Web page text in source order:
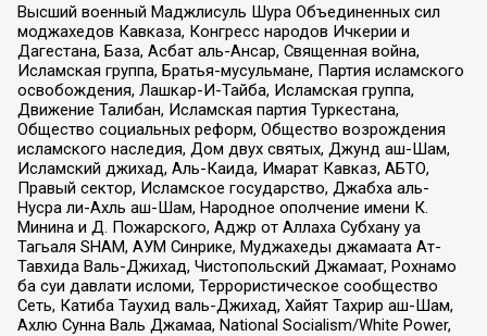
Высший военный Маджлисуль Шура Объединенных сил
моджахедов Кавказа, Конгресс народов Ичкерии и
Дагестана, База, Асбат аль-Ансар, Священная война,
Исламская группа, Братья-мусульмане, Партия исламского
освобождения, Лашкар-И-Тайба, Исламская группа,
Движение Талибан, Исламская партия Туркестана,
Общество социальных реформ, Общество возрождения
исламского наследия, Дом двух святых, Джунд аш-Шам,
Исламский джихад, Аль-Каида, Имарат Кавказ, АБТО,
Правый сектор, Исламское государство, Джабха аль-
Нусра ли-Ахль аш-Шам, Народное ополчение имени К.
Минина и Д. Пожарского, Аджр от Аллаха Субхану уа
Тагьаля SHAM, АУМ Синрике, Муджахеды джамаата Ат-
Тавхида Валь-Джихад, Чистопольский Джамаат, Рохнамо
ба суи давлати исломи, Террористическое сообщество
Сеть, Катиба Таухид валь-Джихад, Хайят Тахрир аш-Шам,
Ахлю Сунна Валь Джамаа, National Socialism/White Power,